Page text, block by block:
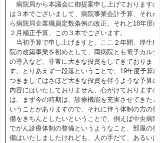
病院局から本議会に御提案申し上げておりますの
は３本でございまして、病院事業会計予算、それか
ら病院局企業職員定数条例の改正、それと18年度の
２月補正予算、この３本でございます。
当初予算で申し上げますと、ここ２年間、厚生病
院の改築事業を初めとして、両病院とも電子カルテ
の導入など、非常に大きな投資をしてきておりま
す。とりあえず一段落ということで、19年度予算に
つきましてはさほど大きな投資を伴うような予算の
内容にはいたしておりません。心がけておりますの
は、まず今の時期は、診療機能を充実させてきたと
いうことがありますので、それに伴う体制の方の整
備をきちんとしたいということで、例えば中央病院
でがん診療体制の整備というようなこと、部屋の整
備はいたしましたけれども、人の手だて、あるいは